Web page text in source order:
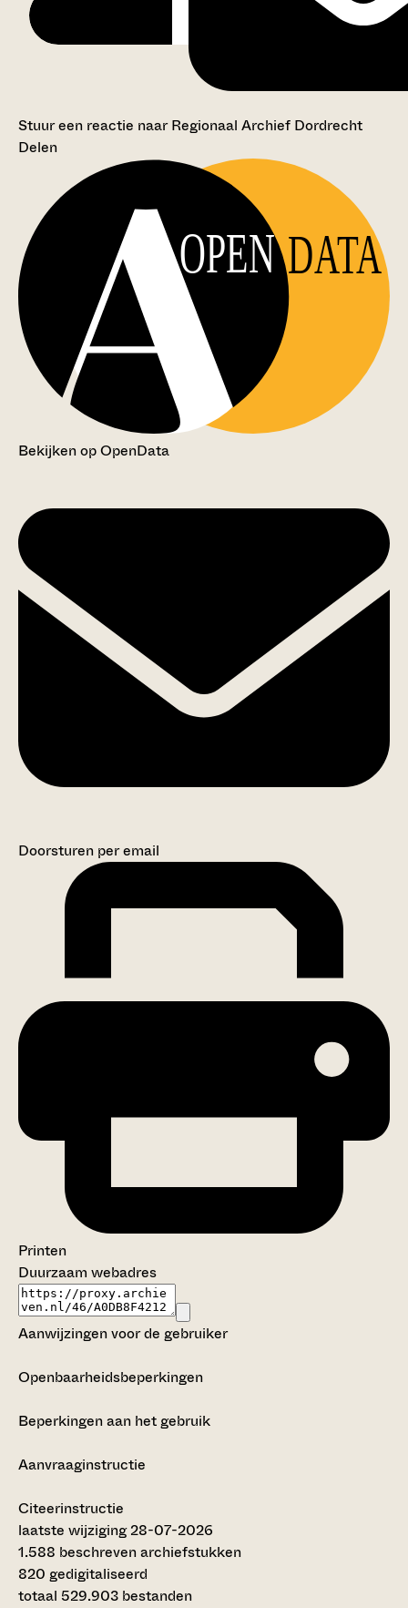
Stuur een reactie naar Regionaal Archief Dordrecht
Delen
OPEN DATA
Bekijken op OpenData
Doorsturen per email
Printen
Duurzaam webadres
Aanwijzingen voor de gebruiker
Openbaarheidsbeperkingen
Beperkingen aan het gebruik
Aanvraaginstructie
Citeerinstructie
laatste wijziging 28-07-2026
1.588 beschreven archiefstukken
820 gedigitaliseerd
totaal 529.903 bestanden